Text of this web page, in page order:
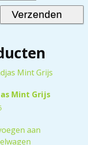
Mint Grijs
aan